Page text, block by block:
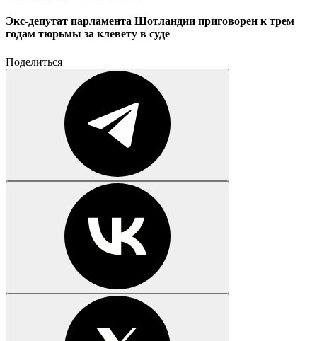
Экс-депутат парламента Шотландии приговорен к трем
годам тюрьмы за клевету в суде
Поделиться